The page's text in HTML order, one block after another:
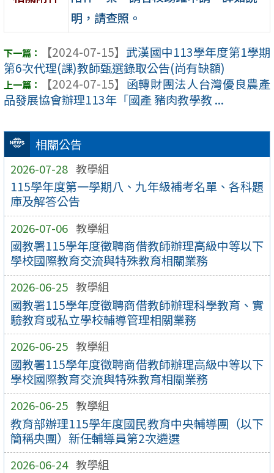
相關公告
2026-07-28 教學組
115學年度第一學期八、九年級補考名單、各科題
庫及解答公告
2026-07-06 教學組
國教署115學年度徵聘商借教師辦理高級中等以下
學校國際教育交流與特殊教育相關業務
2026-06-25 教學組
國教署115學年度徵聘商借教師辦理科學教育、實
驗教育或私立學校輔導管理相關業務
2026-06-25 教學組
國教署115學年度徵聘商借教師辦理高級中等以下
學校國際教育交流與特殊教育相關業務
2026-06-25 教學組
教育部辦理115學年度國民教育中央輔導團（以下
簡稱央團）新任輔導員第2次遴選
2026-06-24 教學組
明，請查照。
【2024-07-15】 武漢國中113學年度第1學期
第6次代理(課)教師甄選錄取公告(尚有缺額)
【2024-07-15】 函轉財團法人台灣優良農產
品發展協會辦理113年「國產 豬肉教學教 ...